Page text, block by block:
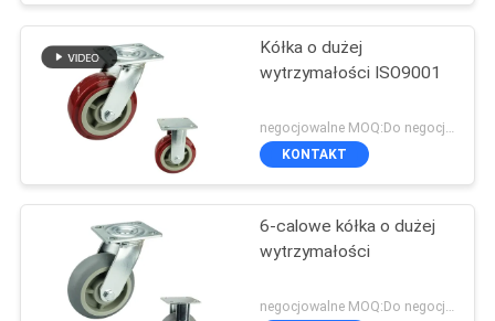
Kółka o dużej
wytrzymałości ISO9001
negocjowalne MOQ:Do negocjacji
KONTAKT
6-calowe kółka o dużej
wytrzymałości
negocjowalne MOQ:Do negocjacji